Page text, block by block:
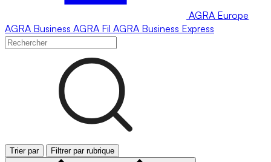
AGRA Europe
AGRA Business AGRA Fil AGRA Business Express
Trier par Filtrer par rubrique